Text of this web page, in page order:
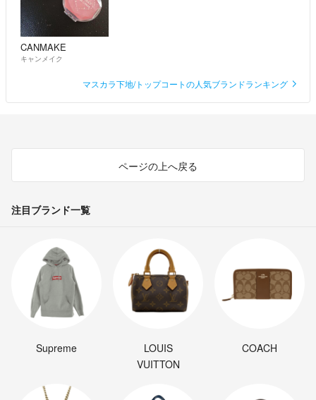
CANMAKE
キャンメイク
マスカラ下地/トップコートの人気ブランドランキング
ページの上へ戻る
注目ブランド一覧
Supreme
LOUIS
VUITTON
COACH